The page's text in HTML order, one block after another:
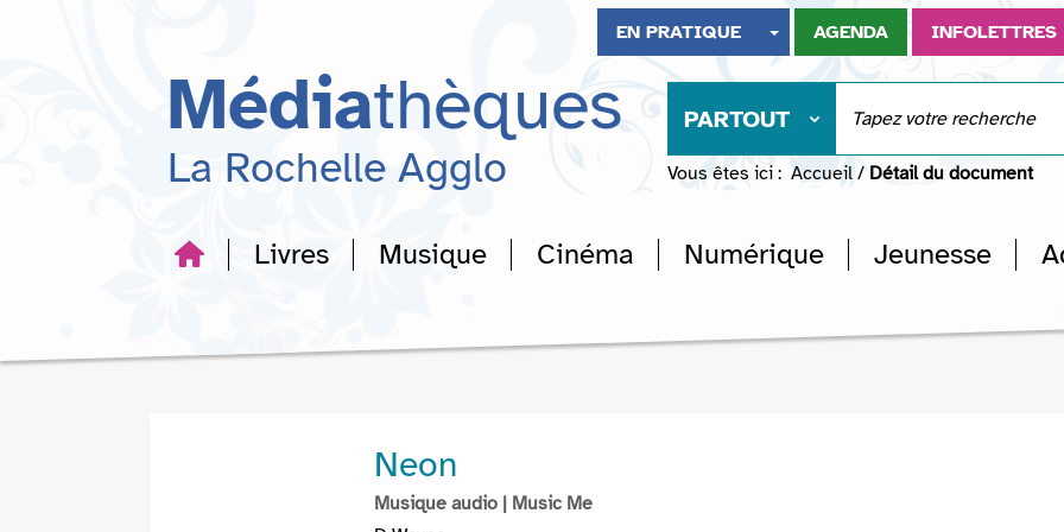
recherche
EN PRATIQUE AGENDA INFOLETTRES
Médiathèques
La Rochelle Agglo
PARTOUT
Vous êtes ici : Accueil / Détail du document
Livres Musique Cinéma Numérique Jeunesse
Neon
Musique audio | Music Me